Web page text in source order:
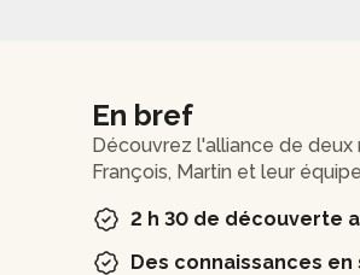
En bref
Découvrez l'alliance de
François, Martin et leur
2 h 30 de découverte
Des connaissances